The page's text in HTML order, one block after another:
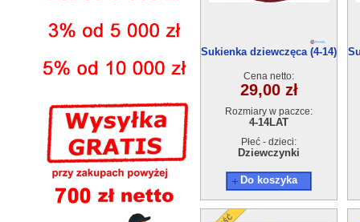
Sukienka dziewczęca (4-14)
Cena netto:
29,00 zł
Rozmiary w paczce:
4-14LAT
Płeć - dzieci:
Dziewczynki
Do koszyka